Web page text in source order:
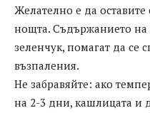
Желателно е да оставите
нощта. Съдържанието
зеленчук, помагат да се
възпаления.
Не забравяйте: ако
на 2-3 дни, кашлицата и